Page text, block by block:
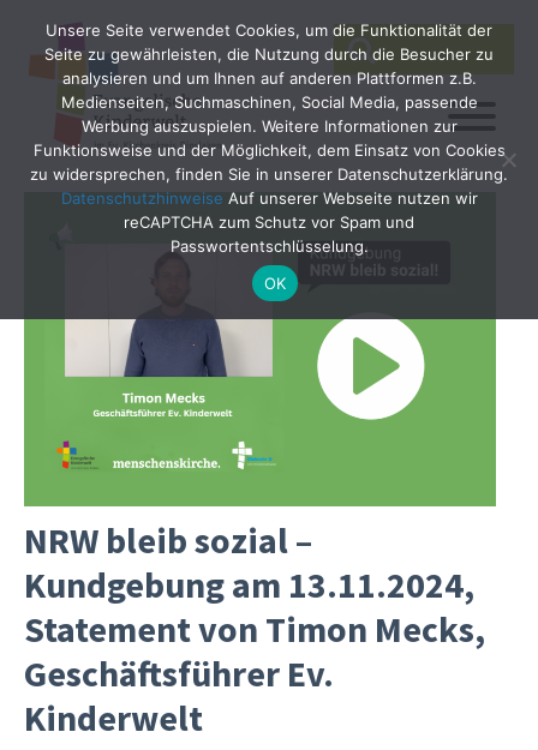
Search
for:
SEARCH
NRW bleib sozial –
Kundgebung am 13.11.2024,
Statement von Timon Mecks,
Geschäftsführer Ev.
Kinderwelt
Unsere Seite verwendet Cookies, um die Funktionalität der
Seite zu gewährleisten, die Nutzung durch die Besucher zu
analysieren und um Ihnen auf anderen Plattformen z.B.
Medienseiten, Suchmaschinen, Social Media, passende
Werbung auszuspielen. Weitere Informationen zur
Funktionsweise und der Möglichkeit, dem Einsatz von Cookies
zu widersprechen, finden Sie in unserer Datenschutzerklärung.
Datenschutzhinweise Auf unserer Webseite nutzen wir
reCAPTCHA zum Schutz vor Spam und
Passwortentschlüsselung.
OK